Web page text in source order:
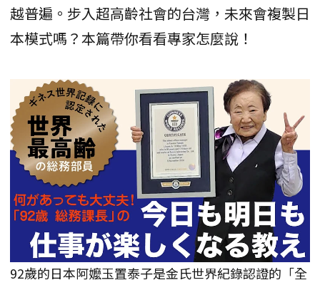
越普遍。步入超高齡社會的台灣，未來會複製日
本模式嗎？本篇帶你看看專家怎麼說！
92歲的日本阿嬤玉置泰子是金氏世界紀錄認證的「全